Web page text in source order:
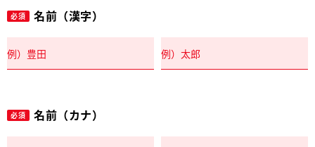
必須 名前（漢字）
必須 名前（カナ）